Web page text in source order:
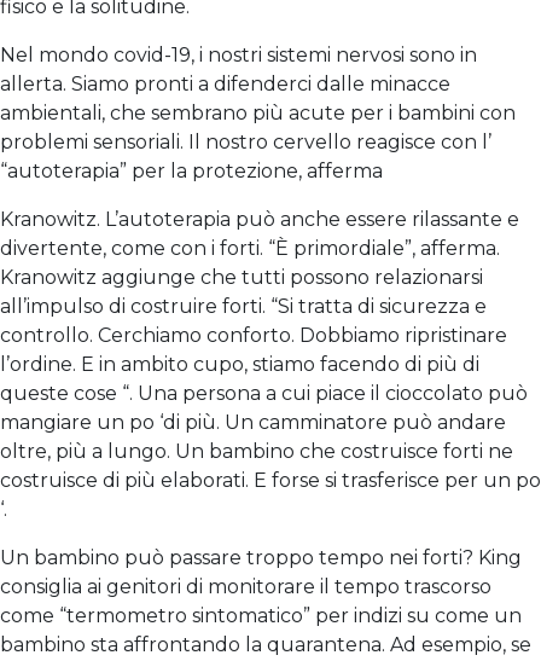
fisico e la solitudine.
Nel mondo covid-19, i nostri sistemi nervosi sono in
allerta. Siamo pronti a difenderci dalle minacce
ambientali, che sembrano più acute per i bambini con
problemi sensoriali. Il nostro cervello reagisce con l’
“autoterapia” per la protezione, afferma
Kranowitz. L’autoterapia può anche essere rilassante e
divertente, come con i forti. “È primordiale”, afferma.
Kranowitz aggiunge che tutti possono relazionarsi
all’impulso di costruire forti. “Si tratta di sicurezza e
controllo. Cerchiamo conforto. Dobbiamo ripristinare
l’ordine. E in ambito cupo, stiamo facendo di più di
queste cose “. Una persona a cui piace il cioccolato può
mangiare un po ‘di più. Un camminatore può andare
oltre, più a lungo. Un bambino che costruisce forti ne
costruisce di più elaborati. E forse si trasferisce per un po
‘.
Un bambino può passare troppo tempo nei forti? King
consiglia ai genitori di monitorare il tempo trascorso
come “termometro sintomatico” per indizi su come un
bambino sta affrontando la quarantena. Ad esempio, se